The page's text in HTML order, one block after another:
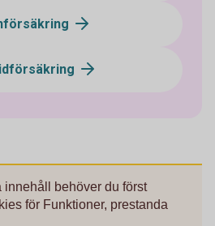
innehåll behöver du först
för Funktioner, prestanda